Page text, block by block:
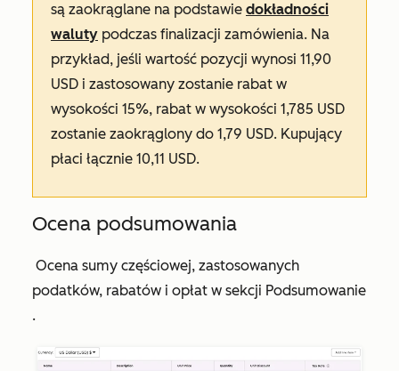
są zaokrąglane na podstawie dokładności
waluty podczas finalizacji zamówienia. Na
przykład, jeśli wartość pozycji wynosi 11,90
USD i zastosowany zostanie rabat w
wysokości 15%, rabat w wysokości 1,785 USD
zostanie zaokrąglony do 1,79 USD. Kupujący
płaci łącznie 10,11 USD.
Ocena podsumowania
Ocena sumy częściowej, zastosowanych
podatków, rabatów i opłat w sekcji Podsumowanie
.